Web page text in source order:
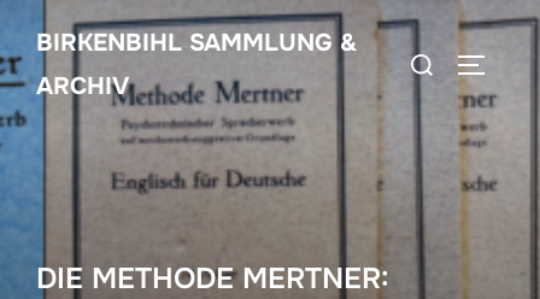
Inhalt
springen
BIRKENBIHL SAMMLUNG &
ARCHIV
Suchen
DIE METHODE MERTNER: